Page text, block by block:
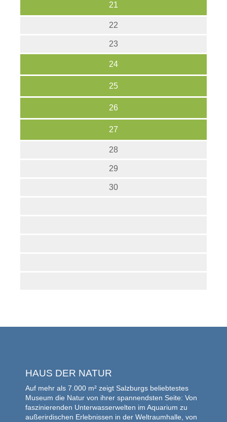
21
22
23
24
25
26
27
28
29
30
HAUS DER NATUR
Auf mehr als 7.000 m² zeigt Salzburgs beliebtestes
Museum die Natur von ihrer spannendsten Seite: Von
faszinierenden Unterwasserwelten im Aquarium zu
außerirdischen Erlebnissen in der Weltraumhalle, von